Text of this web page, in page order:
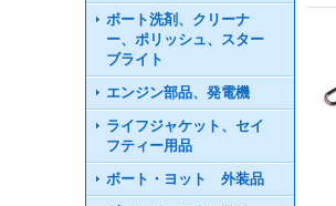
ボート洗剤、クリーナ
ー、ポリッシュ、スター
ブライト
エンジン部品、発電機
ライフジャケット、セイ
フティー用品
ボート・ヨット 外装品